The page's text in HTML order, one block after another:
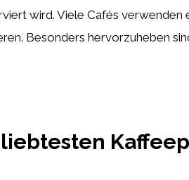
wird. Viele Cafés verwenden
Besonders hervorzuheben